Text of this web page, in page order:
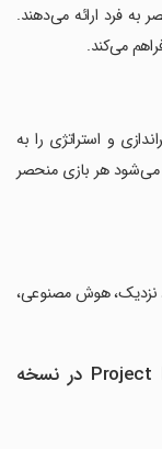
به فرد ارائه می‌دهند.
می‌کند.
و استراتژی را به
می‌شود هر بازی منحصر
نزدیک، هوش مصنوعی،
تغییرات بازی Project Breach Online CQB FPS در نسخه